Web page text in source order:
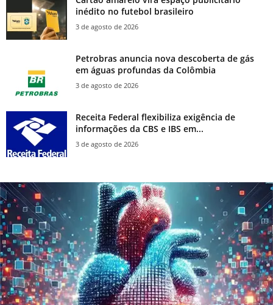
inédito no futebol brasileiro
3 de agosto de 2026
Petrobras anuncia nova descoberta de gás
em águas profundas da Colômbia
3 de agosto de 2026
Receita Federal flexibiliza exigência de
informações da CBS e IBS em...
3 de agosto de 2026